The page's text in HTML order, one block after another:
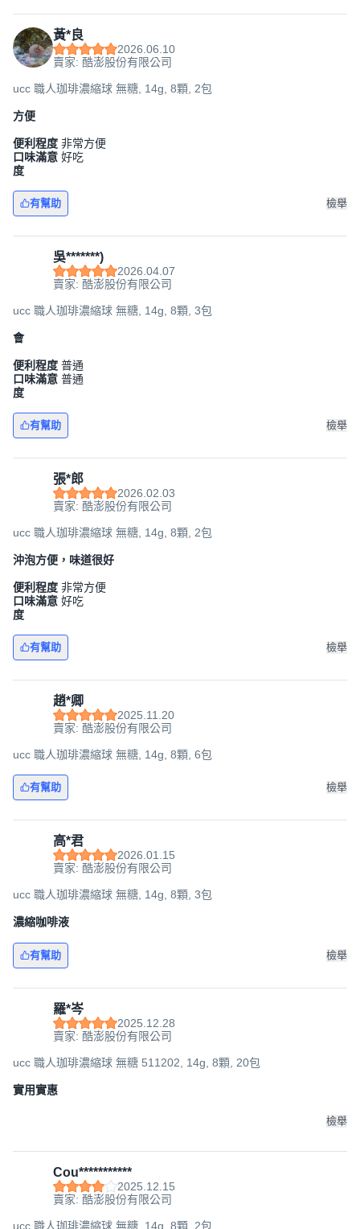
黃*良
2026.06.10
賣家: 酷澎股份有限公司
ucc 職人珈琲濃縮球 無糖, 14g, 8顆, 2包
方便
便利程度 非常方便
口味滿意
度
好吃
有幫助 檢舉
吳*******)
2026.04.07
賣家: 酷澎股份有限公司
ucc 職人珈琲濃縮球 無糖, 14g, 8顆, 3包
會
便利程度 普通
口味滿意
度
普通
有幫助 檢舉
張*郎
2026.02.03
賣家: 酷澎股份有限公司
ucc 職人珈琲濃縮球 無糖, 14g, 8顆, 2包
沖泡方便，味道很好
便利程度 非常方便
口味滿意
度
好吃
有幫助 檢舉
趙*卿
2025.11.20
賣家: 酷澎股份有限公司
ucc 職人珈琲濃縮球 無糖, 14g, 8顆, 6包
有幫助 檢舉
高*君
2026.01.15
賣家: 酷澎股份有限公司
ucc 職人珈琲濃縮球 無糖, 14g, 8顆, 3包
濃縮咖啡液
有幫助 檢舉
羅*岑
2025.12.28
賣家: 酷澎股份有限公司
ucc 職人珈琲濃縮球 無糖 511202, 14g, 8顆, 20包
實用實惠
檢舉
Cou***********
2025.12.15
賣家: 酷澎股份有限公司
ucc 職人珈琲濃縮球 無糖, 14g, 8顆, 2包